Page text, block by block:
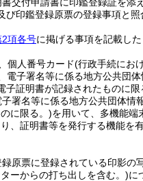
び印鑑登録原票の登録事項と
項各号に掲げる事項を記載し
個人番号カード(行政手続にお
電子署名等に係る地方公共団
子証明書が記録されたものに限
署名等に係る地方公共団体
に限る。)を用いて、多機能端
、証明書等を発行する機能を
原票に登録されている印影の
ーからの打ち出しを含む。)に